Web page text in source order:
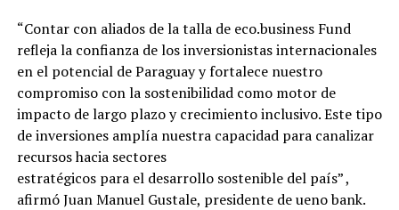
“Contar con aliados de la talla de eco.business Fund
refleja la confianza de los inversionistas internacionales
en el potencial de Paraguay y fortalece nuestro
compromiso con la sostenibilidad como motor de
impacto de largo plazo y crecimiento inclusivo. Este tipo
de inversiones amplía nuestra capacidad para canalizar
recursos hacia sectores
estratégicos para el desarrollo sostenible del país” ,
afirmó Juan Manuel Gustale, presidente de ueno bank.